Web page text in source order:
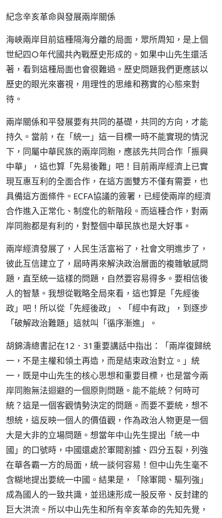
紀念辛亥革命與發展兩岸關係
海峽兩岸目前這種隔海分離的局面，眾所周知，是上個
世紀四○年代國共內戰歷史形成的。如果中山先生還活
著，看到這種局面也會很難過。歷史問題我們更應該以
歷史的眼光來審視，用理性的思維和務實的心態來對
待。
兩岸關係和平發展要有共同的基礎，共同的方向，才能
持久。當前，在「統一」這一目標一時不能實現的情況
下，同屬中華民族的兩岸同胞，應該先共同合作「振興
中華」，這也算「先易後難」吧！目前兩岸經濟上已實
現互惠互利的全面合作，在這方面雙方不僅有需要，也
具備這方面條件。ECFA協議的簽署，已經使兩岸的經濟
合作進入正常化、制度化的新階段。而這種合作，對兩
岸同胞都是有利的，對整個中華民族也是大好事。
兩岸經濟發展了，人民生活富裕了，社會文明進步了，
彼此互信建立了，屆時再來解決政治層面的複雜敏感問
題，直至統一這樣的問題，自然要容易得多。要相信後
人的智慧。我想從戰略全局來看，這也算是「先經後
政」吧！所以從「先經後政」、「經中有政」，到逐步
「破解政治難題」這就叫「循序漸進」。
胡錦濤總書記在12．31重要講話中指出：「兩岸復歸統
一，不是主權和領土再造，而是結束政治對立。」統
一，既是中山先生的核心思想和重要目標，也是當今兩
岸同胞無法迴避的一個原則問題。能不能統？何時可
統？這是一個客觀情勢決定的問題。而要不要統，想不
想統，這反映一個人的價值觀，作為政治人物更是一個
大是大非的立場問題。想當年中山先生提出「統一中
國」的口號時，中國還處於軍閥割據、四分五裂，列強
在華各霸一方的局面，統一談何容易！但中山先生毫不
含糊地提出要統一中國。結果是，「除軍閥、驅列強」
成為國人的一致共識，並迅速形成一股反帝、反封建的
巨大洪流。所以中山先生和所有辛亥革命的先知先覺，